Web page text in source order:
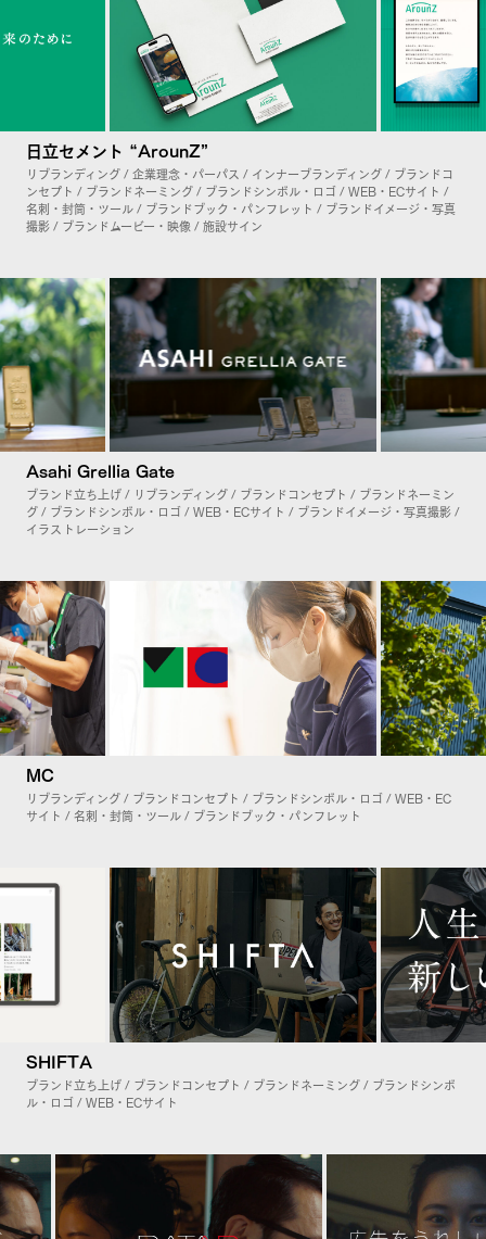
日立セメント “ArounZ”
リブランディング / 企業理念・パーパス / インナーブランディング / ブランドコ
ンセプト / ブランドネーミング / ブランドシンボル・ロゴ / WEB・ECサイト /
名刺・封筒・ツール / ブランドブック・パンフレット / ブランドイメージ・写真
撮影 / ブランドムービー・映像 / 施設サイン
Asahi Grellia Gate
ブランド立ち上げ / リブランディング / ブランドコンセプト / ブランドネーミン
グ / ブランドシンボル・ロゴ / WEB・ECサイト / ブランドイメージ・写真撮影 /
イラストレーション
MC
リブランディング / ブランドコンセプト / ブランドシンボル・ロゴ / WEB・EC
サイト / 名刺・封筒・ツール / ブランドブック・パンフレット
SHIFTA
ブランド立ち上げ / ブランドコンセプト / ブランドネーミング / ブランドシンボ
ル・ロゴ / WEB・ECサイト